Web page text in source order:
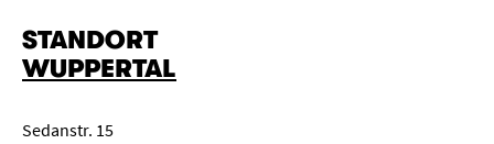
STANDORT
WUPPERTAL
Sedanstr. 15